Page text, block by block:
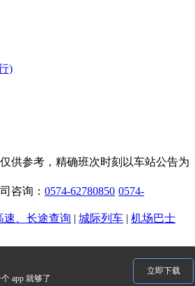
)
供参考，精确班次时刻以车站公告为
咨询： 0574-62780850 0574-
速、长途查询 | 城际列车 | 机场巴士
app 就够了
立即下载